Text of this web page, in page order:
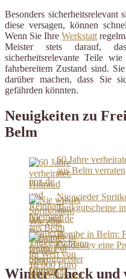
Besonders sicherheitsrelevant
diese versagen, können
Wenn Sie Ihre Werkstatt
Meister stets darauf,
sicherheitsrelevante Teile
fahrbereitem Zustand sind.
darüber machen, dass Sie
gefährden könnten.
Neuigkeiten zu
Belm
60 Jahre
aus Belm
noz.de
Nie wieder
Tankgutscheine
hat - noz.de
Bombe in Belm:
Coldewey eine
Winter-Check und